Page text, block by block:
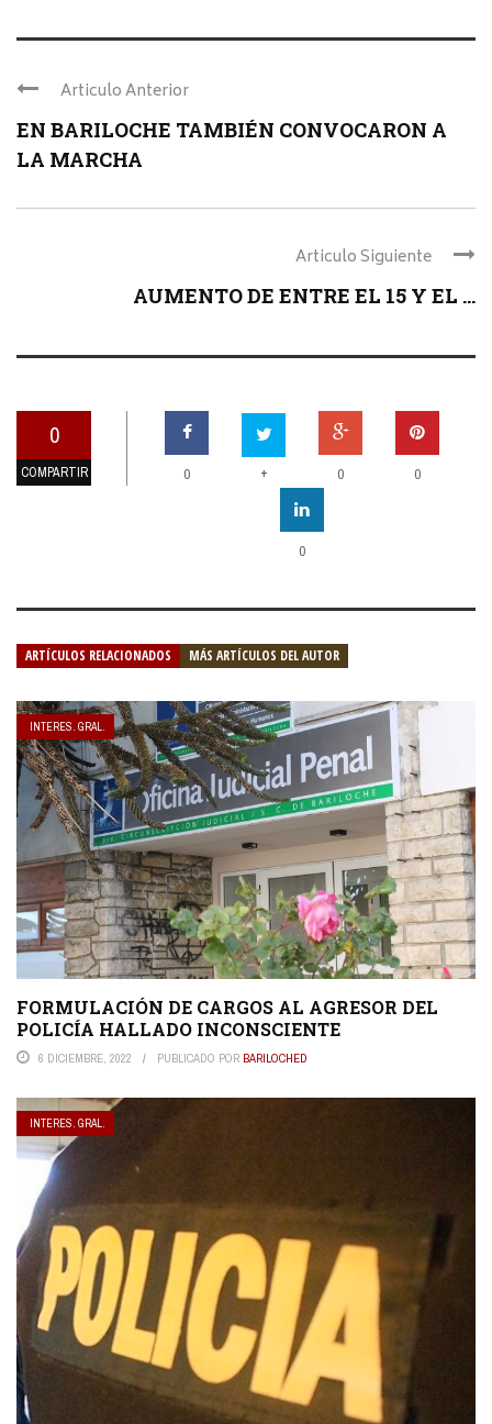
Articulo Anterior
EN BARILOCHE TAMBIÉN CONVOCARON A
LA MARCHA
Articulo Siguiente
AUMENTO DE ENTRE EL 15 Y EL ...
0
COMPARTIR 0 + 0 0
0
ARTÍCULOS RELACIONADOS MÁS ARTÍCULOS DEL AUTOR
INTERES. GRAL.
FORMULACIÓN DE CARGOS AL AGRESOR DEL
POLICÍA HALLADO INCONSCIENTE
6 DICIEMBRE, 2022 PUBLICADO POR BARILOCHED
INTERES. GRAL.